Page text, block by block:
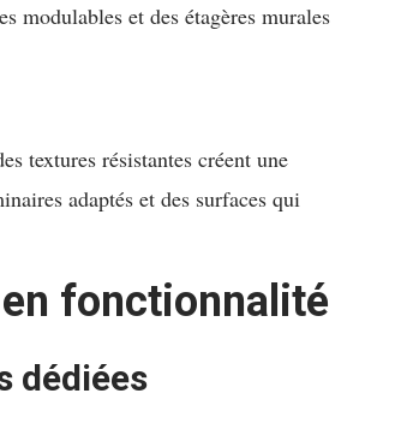
modulables et des étagères murales
textures résistantes créent une
adaptés et des surfaces qui
fonctionnalité
dédiées